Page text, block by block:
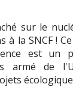
sur le
la SNCF !
est un
armé de